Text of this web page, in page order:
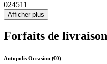
024511
Afficher plus
Forfaits de livraison
Autopolis Occasion (€0)